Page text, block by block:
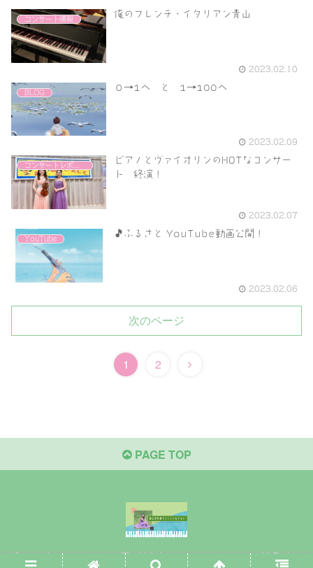
コンサート情報 俺のフレンチ・イタリアン青山
2023.02.10
BLOG ０→1へ と 1→100へ
2023.02.09
ピアノとヴァイオリンのHOTなコンサー
ト 終演！
2023.02.07
YouTube 🎵ふるさと YouTube動画公開！
2023.02.06
次のページ
1 2
PAGE TOP
Copyright © 2020-2026 原口沙矢架オフィシャルサイト All Rights